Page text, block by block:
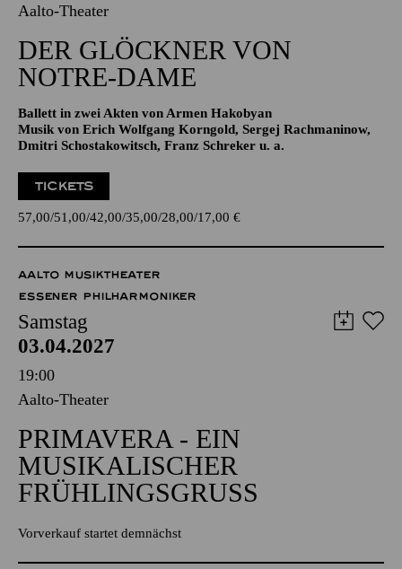
02.04.2027
19:30 - 21:30
Aalto-Theater
DER GLÖCKNER­ VON
NOTRE-DAME
Musik von Erich Wolfgang Korngold, Sergej Rachmaninow,
Dmitri Schostakowitsch, Franz Schreker u. a.
57,00 51,00 42,00 35,00
AALTO MUSIKTHEATER
ESSENER PHILHARMONIKER
Samstag
03.04.2027
19:00
Aalto-Theater
PRIMAVERA - EIN
FRÜHLINGSGRUSS